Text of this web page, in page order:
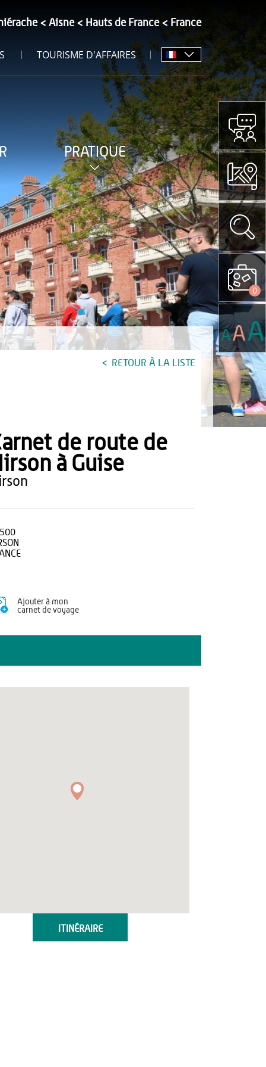
Aisne Hauts de France France
TOURISME D'AFFAIRES
PRATIQUE
RETOUR À LA LISTE
de route de
à Guise
Ajouter à mon
carnet de voyage
ITINÉRAIRE
0
AAA